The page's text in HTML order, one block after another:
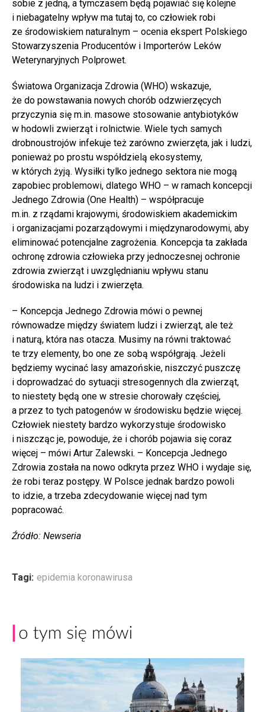
sobie z jedną, a tymczasem będą pojawiać się kolejne
i niebagatelny wpływ ma tutaj to, co człowiek robi
ze środowiskiem naturalnym – ocenia ekspert Polskiego
Stowarzyszenia Producentów i Importerów Leków
Weterynaryjnych Polprowet.
Światowa Organizacja Zdrowia (WHO) wskazuje,
że do powstawania nowych chorób odzwierzęcych
przyczynia się m.in. masowe stosowanie antybiotyków
w hodowli zwierząt i rolnictwie. Wiele tych samych
drobnoustrojów infekuje też zarówno zwierzęta, jak i ludzi,
ponieważ po prostu współdzielą ekosystemy,
w których żyją. Wysiłki tylko jednego sektora nie mogą
zapobiec problemowi, dlatego WHO – w ramach koncepcji
Jednego Zdrowia (One Health) – współpracuje
m.in. z rządami krajowymi, środowiskiem akademickim
i organizacjami pozarządowymi i międzynarodowymi, aby
eliminować potencjalne zagrożenia. Koncepcja ta zakłada
ochronę zdrowia człowieka przy jednoczesnej ochronie
zdrowia zwierząt i uwzględnianiu wpływu stanu
środowiska na ludzi i zwierzęta.
– Koncepcja Jednego Zdrowia mówi o pewnej
równowadze między światem ludzi i zwierząt, ale też
i naturą, która nas otacza. Musimy na równi traktować
te trzy elementy, bo one ze sobą współgrają. Jeżeli
będziemy wycinać lasy amazońskie, niszczyć puszczę
i doprowadzać do sytuacji stresogennych dla zwierząt,
to niestety będą one w stresie chorowały częściej,
a przez to tych patogenów w środowisku będzie więcej.
Człowiek niestety bardzo wykorzystuje środowisko
i niszcząc je, powoduje, że i chorób pojawia się coraz
więcej – mówi Artur Zalewski. – Koncepcja Jednego
Zdrowia została na nowo odkryta przez WHO i wydaje się,
że robi teraz postępy. W Polsce jednak bardzo powoli
to idzie, a trzeba zdecydowanie więcej nad tym
popracować.
Źródło: Newseria
Tagi: epidemia koronawirusa